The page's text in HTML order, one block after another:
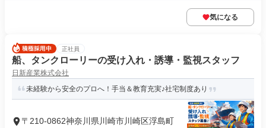
気になる
正社員
船、タンクローリーの受け入れ・誘導・監視スタッフ
日新産業株式会社
未経験から安全のプロへ！手当＆教育充実♪社宅制度あり
〒210-0862神奈川県川崎市川崎区浮島町